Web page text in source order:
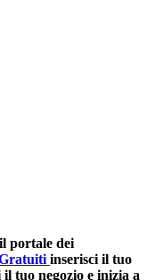
portale dei
inserisci il tuo
tuo negozio e inizia a